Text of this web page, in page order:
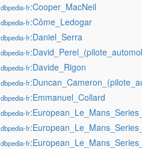
dbpedia-fr:Cooper_MacNeil
dbpedia-fr:Côme_Ledogar
dbpedia-fr:Daniel_Serra
dbpedia-fr
dbpedia-fr:Davide_Rigon
dbpedia-fr
dbpedia-fr:Emmanuel_Collard
dbpedia-fr
dbpedia-fr
dbpedia-fr